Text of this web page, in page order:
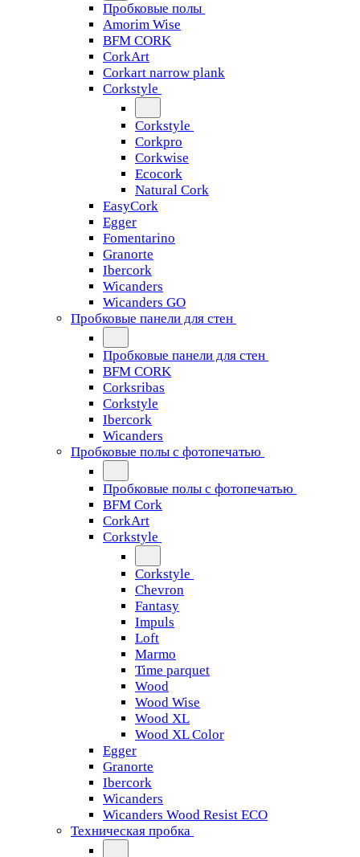
Пробковые полы
Amorim Wise
BFM CORK
CorkArt
Corkart narrow plank
Corkstyle
Corkstyle
Corkpro
Corkwise
Ecocork
Natural Cork
EasyCork
Egger
Fomentarino
Granorte
Ibercork
Wicanders
Wicanders GO
Пробковые панели для стен
Пробковые панели для стен
BFM CORK
Corksribas
Corkstyle
Ibercork
Wicanders
Пробковые полы с фотопечатью
Пробковые полы с фотопечатью
BFM Cork
CorkArt
Corkstyle
Corkstyle
Chevron
Fantasy
Impuls
Loft
Marmo
Time parquet
Wood
Wood Wise
Wood XL
Wood XL Color
Egger
Granorte
Ibercork
Wicanders
Wicanders Wood Resist ECO
Техническая пробка